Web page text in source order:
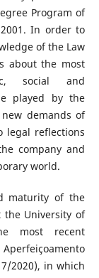
Program of
In order to
of the Law
about the most
social and
played by the
demands of
legal reflections
company and
world.
maturity of the
the University of
most recent
2020), in which